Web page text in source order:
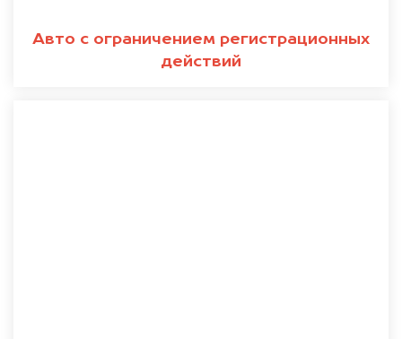
Авто с ограничением регистрационных
действий